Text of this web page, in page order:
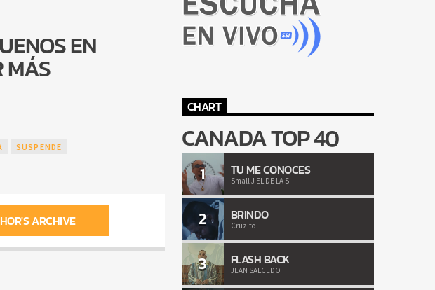
EN
MÁS
SUSPENDE
ARCHIVE
CHART
CANADA TOP 40
1 TU ME CONOCES
Small J EL DE LA S
2 BRINDO
Cruzito
3 FLASH BACK
JEAN SALCEDO